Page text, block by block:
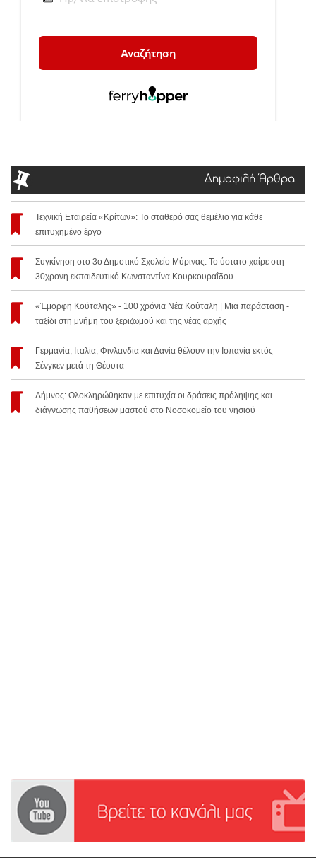
Δημοφιλή Άρθρα
Τεχνική Εταιρεία «Κρίτων»: Το σταθερό σας θεμέλιο για κάθε
επιτυχημένο έργο
Συγκίνηση στο 3ο Δημοτικό Σχολείο Μύρινας: Το ύστατο χαίρε στη
30χρονη εκπαιδευτικό Κωνσταντίνα Κουρκουραΐδου
«Έμορφη Κούταλης» - 100 χρόνια Νέα Κούταλη | Μια παράσταση -
ταξίδι στη μνήμη του ξεριζωμού και της νέας αρχής
Γερμανία, Ιταλία, Φινλανδία και Δανία θέλουν την Ισπανία εκτός
Σένγκεν μετά τη Θέουτα
Λήμνος: Ολοκληρώθηκαν με επιτυχία οι δράσεις πρόληψης και
διάγνωσης παθήσεων μαστού στο Νοσοκομείο του νησιού